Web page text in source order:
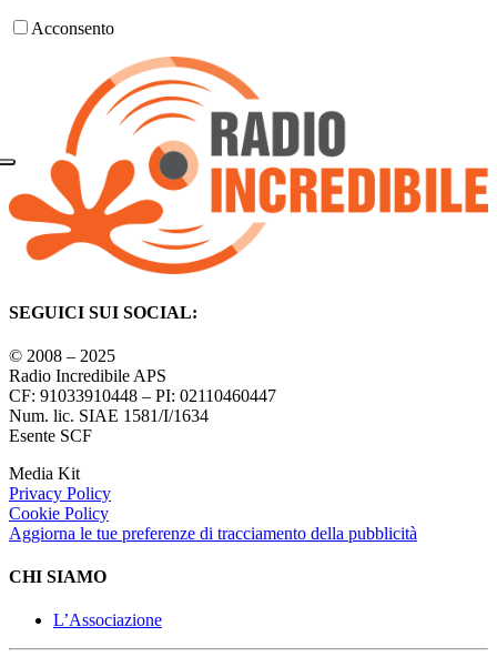
Acconsento
SEGUICI SUI SOCIAL:
© 2008 – 2025
Radio Incredibile APS
CF: 91033910448 – PI: 02110460447
Num. lic. SIAE 1581/I/1634
Esente SCF
Media Kit
Privacy Policy
Cookie Policy
Aggiorna le tue preferenze di tracciamento della pubblicità
CHI SIAMO
L’Associazione